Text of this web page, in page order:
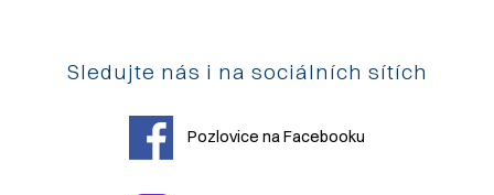
Sledujte nás i na sociálních sítích
Pozlovice na Facebooku